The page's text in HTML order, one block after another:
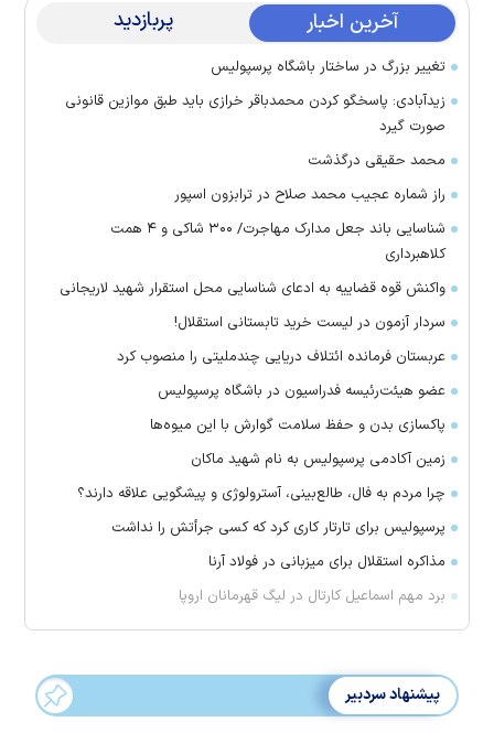
آخرین اخبار پربازدید
تغییر بزرگ در ساختار باشگاه پرسپولیس
زیدآبادی: پاسخگو کردن محمدباقر خرازی باید طبق موازین قانونی
صورت گیرد
محمد حقیقی درگذشت
راز شماره عجیب محمد صلاح در ترابزون اسپور
شناسایی باند جعل مدارک مهاجرت/ ۳۰۰ شاکی و ۴ همت
کلاهبرداری
واکنش قوه قضاییه به ادعای شناسایی محل استقرار شهید لاریجانی
سردار آزمون در لیست خرید تابستانی استقلال!
عربستان فرمانده ائتلاف دریایی چندملیتی را منصوب کرد
عضو هیئت‌رئیسه فدراسیون در باشگاه پرسپولیس
پاکسازی بدن و حفظ سلامت گوارش با این میوه‌ها
زمین آکادمی پرسپولیس به نام شهید ماکان
چرا مردم به فال، طالع‌بینی، آسترولوژی و پیشگویی علاقه دارند؟
پرسپولیس برای تارتار کاری کرد که کسی جرأتش را نداشت
مذاکره استقلال برای میزبانی در فولاد آرنا
برد مهم اسماعیل کارتال در لیگ قهرمانان اروپا
پیشنهاد سردبیر